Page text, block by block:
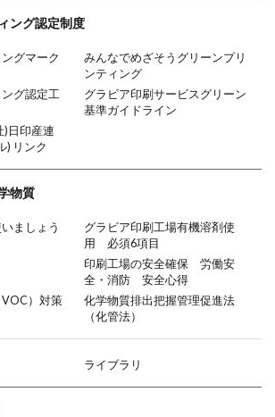
ング認定制度
グマーク
みんなでめざそうグリーンプリ
ンティング
グ認定工
グラビア印刷サービスグリーン
基準ガイドライン
)日印産連
) リンク
物質
ましょう
グラビア印刷工場有機溶剤使
用 必須6項目
印刷工場の安全確保 労働安
全・消防 安全心得
）対策
化学物質排出把握管理促進法
（化管法）
ライブラリ